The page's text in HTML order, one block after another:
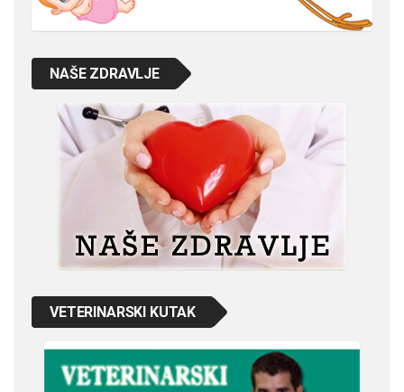
NAŠE ZDRAVLJE
VETERINARSKI KUTAK